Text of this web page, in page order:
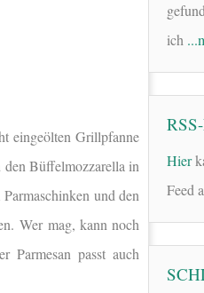
eingeölten Grillpfanne
den Büffelmozzarella in
und den
Wer mag, kann noch
Parmesan passt auch
ich
Hier
Feed